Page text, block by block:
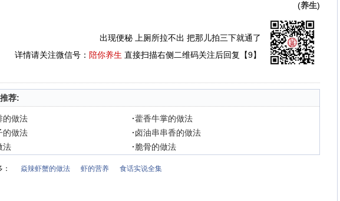
(养生)
出现便秘 上厕所拉不出 把那儿拍三下就通了
详情请关注微信号： 陪你养生 直接扫描右侧二维码关注后回复【9】
荐:
的做法 ·藿香牛掌的做法
的做法 ·卤油串串香的做法
法 ·脆骨的做法
焱辣虾蟹的做法 虾的营养 食话实说全集